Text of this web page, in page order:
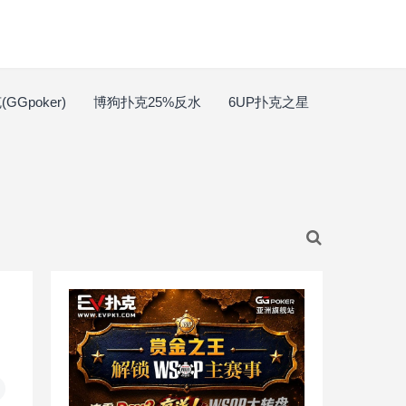
博狗扑克25%反水 6UP扑克之星